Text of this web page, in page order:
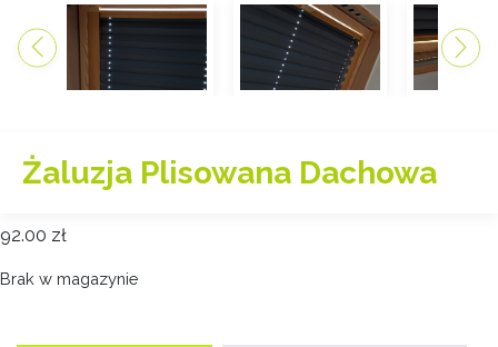
Żaluzja Plisowana Dachowa
92.00 zł
Brak w magazynie